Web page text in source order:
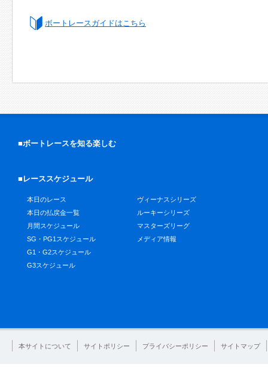
ボートレースガイドはこちら
■ボートレースを知る楽しむ
■レーススケジュール
本日のレース
本日の払戻金一覧
月間スケジュール
SG・PG1スケジュール
G1・G2スケジュール
G3スケジュール
ヴィーナスシリーズ
ルーキーシリーズ
マスターズリーグ
メディア情報
本サイトについて サイトポリシー プライバシーポリシー サイトマップ